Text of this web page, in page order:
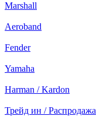
Marshall
Aeroband
Fender
Yamaha
Harman / Kardon
Трейд ин / Распродажа